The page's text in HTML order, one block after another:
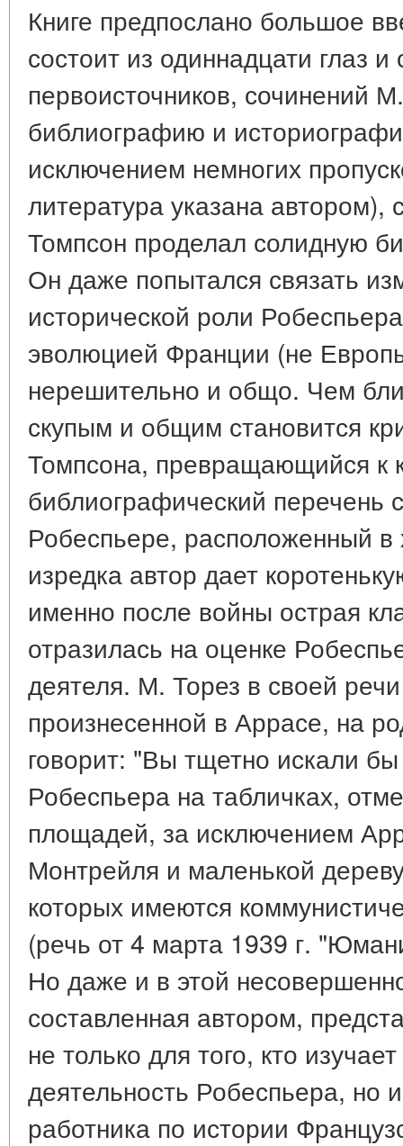
Книге предпослано большое
состоит из одиннадцати глаз
первоисточников, сочинений
библиографию и
исключением немногих
литература указана автором),
Томпсон проделал солидную
Он даже попытался связать
исторической роли
эволюцией Франции (не
нерешительно и общо. Чем
скупым и общим становится
Томпсона, превращающийся к
библиографический перечень
Робеспьере, расположенный в
изредка автор дает
именно после войны острая
отразилась на оценке
деятеля. М. Торез в своей
произнесенной в Аррасе, на
говорит: "Вы тщетно искали
Робеспьера на табличках,
площадей, за исключением
Монтрейля и маленькой
которых имеются
(речь от 4 марта 1939 г.
Но даже и в этой
составленная автором,
не только для того, кто
деятельность Робеспьера, но
работника по истории